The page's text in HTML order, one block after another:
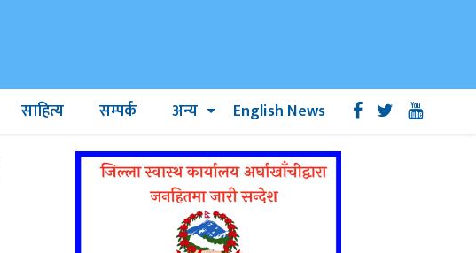
साहित्य सम्पर्क अन्य English News